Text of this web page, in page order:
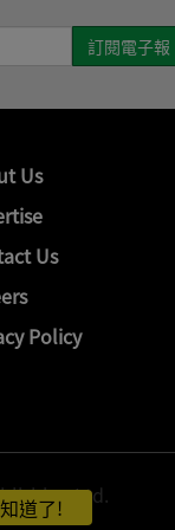
Us
Us
Policy
Ltd.
道了!